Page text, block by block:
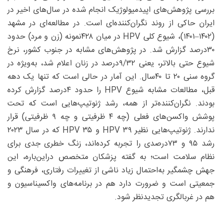
بررسی پژوهش‌های اپیدمیولوژیک انجام ‌شده در سال‌های اخیر در
ایران حاکی از روند نگران‌کننده‌ای است. در مطالعه‌ای در مشهد
(۱۴۰۲–۱۴۰۱)، شیوع کلی HPV در میان ۴۲۸نمونه (زن و مرد) حدود
۳۰‌درصد گزارش شد. در پژوهش‌های مشابه در جنوب کشور، نرخ
شیوع حتی بالاتر، یعنی ۳۲/‏۹‌درصد در زنان اعلام شد، به‌ویژه در
گروه سنی ۲۰ تا ۴۰‌سال. این آمار در حالی ‌است که تنها یک دهه
قبل، مطالعات مشابه شیوع HPV را حدود ۴درصد گزارش کرده
بودند. نگران‌کننده‌تر از همه، رشد ژنوتیپ‌هایی است که تحت
پوشش واکسن‌های فعلی (چه ۴ ظرفیتی و چه ۹ ظرفیتی) قرار
ندارند. ژنوتیپ‌هایی نظیر HPV ۳۹ و HPV ۳۵ که در سال ۲۰۲۳
رشد ۹۵ و ۷۳درصدی را تجربه کرده‌اند، زنگ خطری جدی برای
نظام سلامت است؛ به گفته پزشکان متخصص دراین‌باره، این
جهش چشمگیر به‌احتمال زیاد ناشی از تغییرات رفتاری، فرهنگی و
جمعیتی است و ضرورت دارد هم در برنامه‌های واکسیناسیون و
هم در غربالگری تجدیدنظر شود.